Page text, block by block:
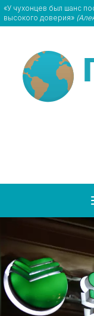
«У чухонцев был шанс
высокого доверия»